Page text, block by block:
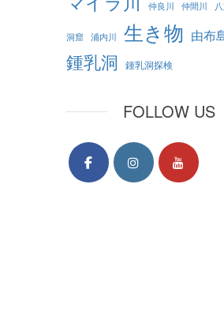
仲良川 仲間川
洞窟 浦内川 生き物 由布
鍾乳洞 鍾乳洞探検
FOLLOW US